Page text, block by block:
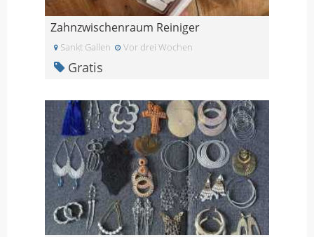
Zahnzwischenraum Reiniger
Sankt Gallen Vor drei Wochen
Gratis